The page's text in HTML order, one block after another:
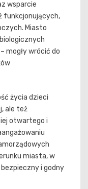
wsparcie
funkcjonujących,
Miasto
mogły wrócić do
życia dzieci
ale też
otwartego i
miasta, w
i godny